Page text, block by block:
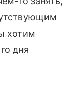
хотим
дня